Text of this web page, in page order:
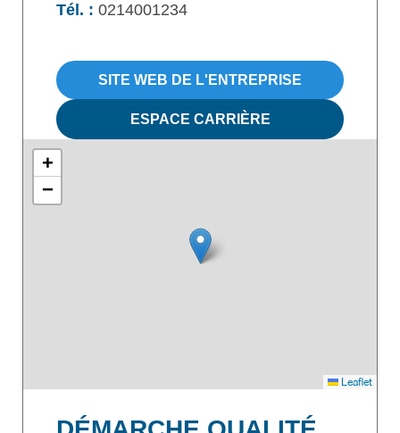
Tél. : 0214001234
SITE WEB DE L'ENTREPRISE
ESPACE CARRIÈRE
+
−
Leaflet